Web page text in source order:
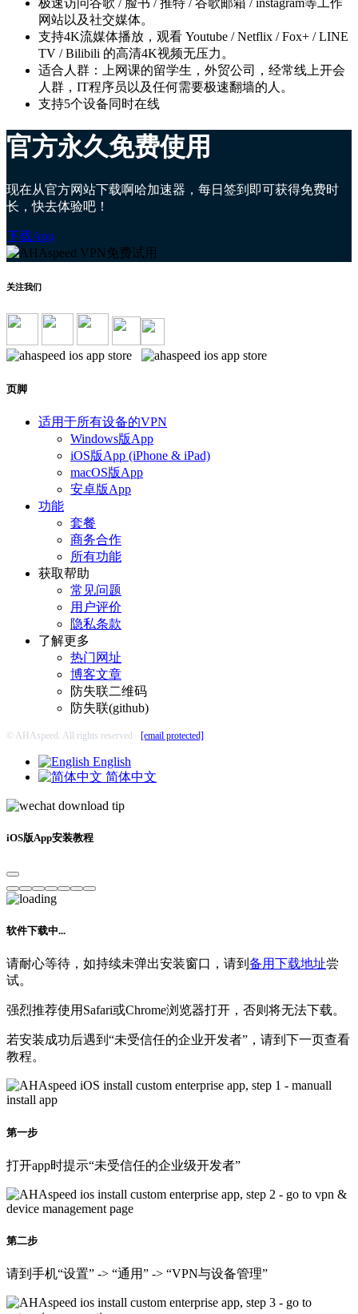
网站以及社交媒体。
支持4K流媒体播放，观看 Youtube / Netflix / Fox+ / LINE
TV / Bilibili 的高清4K视频无压力。
适合人群：上网课的留学生，外贸公司，经常线上开会
人群，IT程序员以及任何需要极速翻墙的人。
支持5个设备同时在线
官方永久免费使用
现在从官方网站下载啊哈加速器，每日签到即可获得免费时
长，快去体验吧！
下载App
关注我们
页脚
适用于所有设备的VPN
Windows版App
iOS版App (iPhone & iPad)
macOS版App
安卓版App
功能
套餐
商务合作
所有功能
获取帮助
常见问题
用户评价
隐私条款
了解更多
热门网址
博客文章
防失联二维码
防失联(github)
© AHAspeed. All rights reserved [email protected]
English
简体中文
iOS版App安装教程
软件下载中...
请耐心等待，如持续未弹出安装窗口，请到 备用下载地址尝
试。
强烈推荐使用Safari或Chrome浏览器打开，否则将无法下载。
若安装成功后遇到“未受信任的企业开发者”，请到下一页查看
教程。
第一步
打开app时提示“未受信任的企业级开发者”
第二步
请到手机“设置” -> “通用” -> “VPN与设备管理”